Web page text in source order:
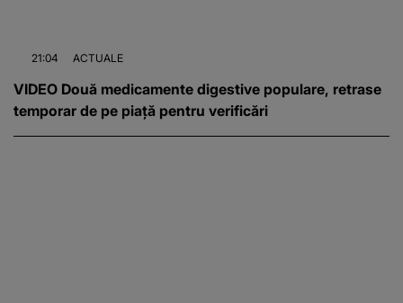
21:04 ACTUALE
VIDEO Două medicamente digestive populare, retrase
temporar de pe piață pentru verificări